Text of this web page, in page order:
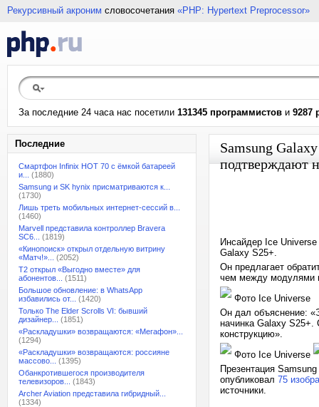
Рекурсивный акроним словосочетания «PHP: Hypertext Preprocessor»
За последние 24 часа нас посетили 131345 программистов и 9287
Последние
Смартфон Infinix HOT 70 с ёмкой батареей
и...
(1880)
Samsung и SK hynix присматриваются к...
(1730)
Лишь треть мобильных интернет-сессий в...
(1460)
Marvell представила контроллер Bravera
SC6...
(1819)
«Кинопоиск» открыл отдельную витрину
«Матч!»...
(2052)
T2 открыл «Выгодно вместе» для
абонентов...
(1511)
Большое обновление: в WhatsApp
избавились от...
(1420)
Только The Elder Scrolls VI: бывший
дизайнер...
(1851)
«Раскладушки» возвращаются: «Мегафон»...
(1294)
«Раскладушки» возвращаются: россияне
массово...
(1395)
Обанкротившегося производителя
телевизоров...
(1843)
Archer Aviation представила гибридный...
(1334)
Samsung
подтверждают
Инсайдер Ice
Galaxy S25+.
Он предлагает
чем между модулями
Фото Ice Universe
Он дал объяснение:
начинка Galaxy S25+.
конструкцию».
Фото Ice Universe
Презентация
опубликовал 75
источники.